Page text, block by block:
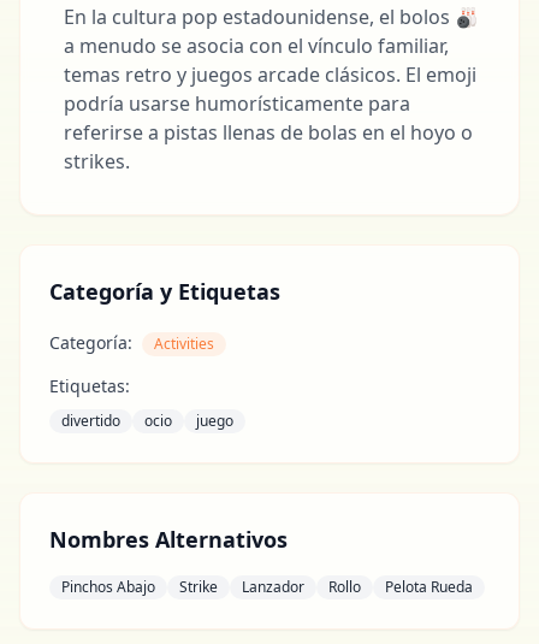
En la cultura pop estadounidense, el bolos 🎳
a menudo se asocia con el vínculo familiar,
temas retro y juegos arcade clásicos. El emoji
podría usarse humorísticamente para
referirse a pistas llenas de bolas en el hoyo o
strikes.
Categoría y Etiquetas
Categoría: Activities
Etiquetas:
divertido ocio juego
Nombres Alternativos
Pinchos Abajo Strike Lanzador Rollo Pelota Rueda